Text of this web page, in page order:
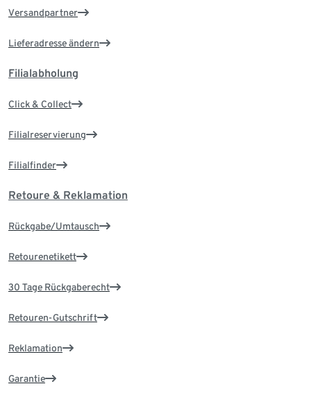
Versandpartner
Lieferadresse ändern
Filialabholung
Click & Collect
Filialreservierung
Filialfinder
Retoure & Reklamation
Rückgabe/Umtausch
Retourenetikett
30 Tage Rückgaberecht
Retouren-Gutschrift
Reklamation
Garantie